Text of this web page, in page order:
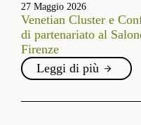
27 Maggio 2026
Venetian Cluster e
di partenariato al
Firenze
Leggi di più